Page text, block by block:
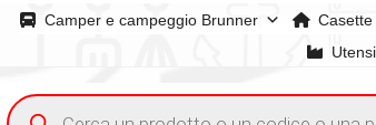
Camper e campeggio Brunner
Condizioni generaliConfrontaConfrontaI nostri
Ricerca
prodotti